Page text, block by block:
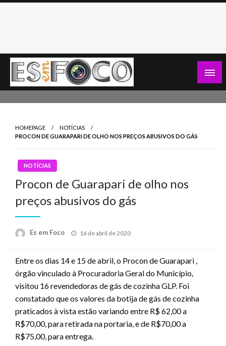
Skip
HOMEPAGE
NOTÍCIAS
PROCON DE GUARAPARI DE OLHO NOS PREÇOS ABUSIVOS DO GÁS
NOTÍCIAS
Procon de Guarapari de olho nos
preços abusivos do gás
Es em Foco
Posted
16 de abril de 2020
Entre os dias 14 e 15 de abril, o Procon de Guarapari ,
órgão vinculado à Procuradoria Geral do Município,
visitou 16 revendedoras de gás de cozinha GLP. Foi
constatado que os valores da botija de gás de cozinha
praticados à vista estão variando entre R$ 62,00 a
R$70,00, para retirada na portaria, e de R$70,00 a
R$75,00, para entrega.